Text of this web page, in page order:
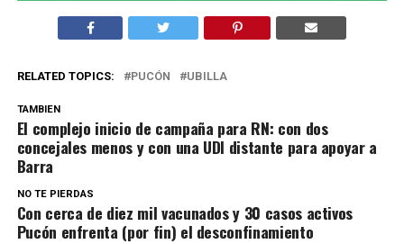
RELATED TOPICS: PUCÓN UBILLA
TAMBIEN
El complejo inicio de campaña para RN: con dos
concejales menos y con una UDI distante para apoyar a
Barra
NO TE PIERDAS
Con cerca de diez mil vacunados y 30 casos activos
Pucón enfrenta (por fin) el desconfinamiento